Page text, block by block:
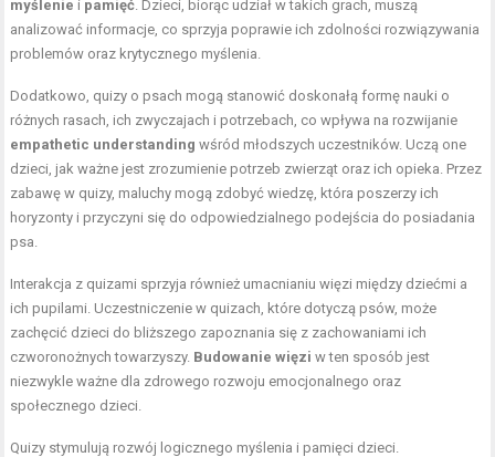
myślenie i pamięć . Dzieci, biorąc udział w takich grach, muszą
analizować informacje, co sprzyja poprawie ich zdolności rozwiązywania
problemów oraz krytycznego myślenia.
Dodatkowo, quizy o psach mogą stanowić doskonałą formę nauki o
różnych rasach, ich zwyczajach i potrzebach, co wpływa na rozwijanie
empathetic understanding wśród młodszych uczestników. Uczą one
dzieci, jak ważne jest zrozumienie potrzeb zwierząt oraz ich opieka. Przez
zabawę w quizy, maluchy mogą zdobyć wiedzę, która poszerzy ich
horyzonty i przyczyni się do odpowiedzialnego podejścia do posiadania
psa.
Interakcja z quizami sprzyja również umacnianiu więzi między dziećmi a
ich pupilami. Uczestniczenie w quizach, które dotyczą psów, może
zachęcić dzieci do bliższego zapoznania się z zachowaniami ich
czworonożnych towarzyszy. Budowanie więzi w ten sposób jest
niezwykle ważne dla zdrowego rozwoju emocjonalnego oraz
społecznego dzieci.
Quizy stymulują rozwój logicznego myślenia i pamięci dzieci.